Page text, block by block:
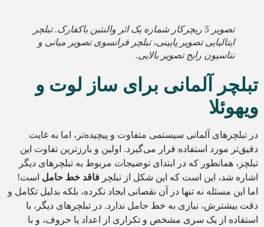
تصویر 5 ریچرکار شماره یک اثر والنتین باکفارک. تبلچر
ایتالیایی تصویر پایینی، تبلچر فرانسوی تصویر میانی و
نتاسیون رایج تصویر بالایی.
تبلچر آلمانی برای ساز لوت و
ویهوئلا
در تبلچرهای آلمانی سیستمی متفاوت و پیچیده‌تر، اما به غایت
دقیق‌تر مورد استفاده قرار می‌گیرد. اولین و بارزترین تفاوت این
تبلچر، همانطور که در ابتدای توضیجات مربوط به تبلچرهای دیگر
اشاره شد، این است که این شکل از تبلچر فاقد خط حامل است!
اما این مسئله نه تنها در آن نقصانی ایجاد نکرده، بلکه بدلیل تکامل و
دقت بیشترش، نیازی به خط حامل ندارد. در تبلچرهای دیگر، با
استفاده از یک سری مشخص و تکراری از اعداد یا حروف، و با